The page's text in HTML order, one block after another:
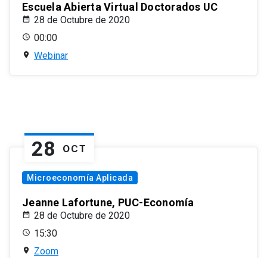
Escuela Abierta Virtual Doctorados UC
28 de Octubre de 2020
00:00
Webinar
28 OCT
Microeconomía Aplicada
Jeanne Lafortune, PUC-Economía
28 de Octubre de 2020
15:30
Zoom